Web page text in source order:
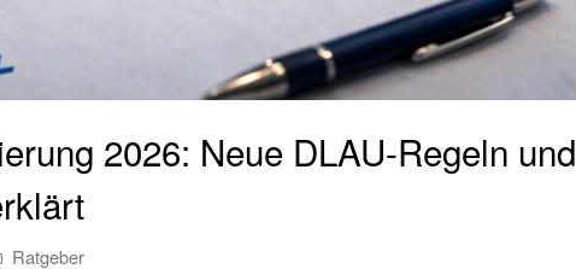
2026: Neue DLAU-Regeln und
Ratgeber